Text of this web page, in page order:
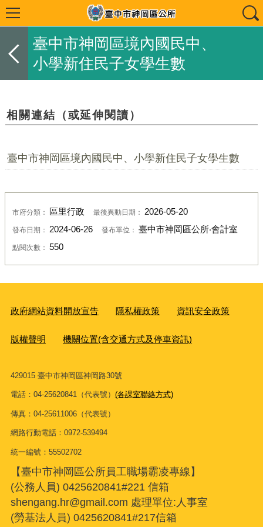
臺中市神岡區境內國民中、
小學新住民子女學生數
相關連結（或延伸閱讀）
臺中市神岡區境內國民中、小學新住民子女學生數
市府分類： 區里行政 最後異動日期： 2026-05-20
發布日期： 2024-06-26 發布單位： 臺中市神岡區公所‧會計室
點閱次數： 550
政府網站資料開放宣告 隱私權政策 資訊安全政策
版權聲明 機關位置(含交通方式及停車資訊)
429015 臺中市神岡區神岡路30號
電話：04-25620841（代表號） (各課室聯絡方式)
傳真：04-25611006（代表號）
網路行動電話：0972-539494
統一編號：55502702
【臺中市神岡區公所員工職場霸凌專線】
(公務人員) 0425620841#221 信箱
shengang.hr@gmail.com 處理單位:人事室
(勞基法人員) 0425620841#217信箱